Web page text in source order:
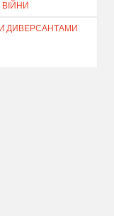
ВІЙНИ
ДИВЕРСАНТАМИ